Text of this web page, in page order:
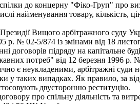
до концерну "Фіко-Груп" про
найменування товару, кількість,
Президії Вищого арбітражного
р. № 02-5/874 із змінами від 18
підряду на капітальне
потреб" від 12 березня 1996 p.
є неукладеними, арбітражні суди
у таких випадках. Як правило, за
двусторонню реституцію.
про спільну діяльність та